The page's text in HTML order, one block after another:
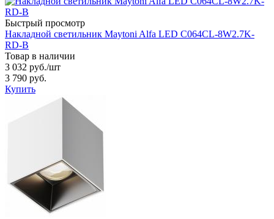
Быстрый просмотр
Накладной светильник Maytoni Alfa LED C064CL-8W2.7K-
RD-B
Товар в наличии
3 032 руб./шт
3 790 руб.
Купить